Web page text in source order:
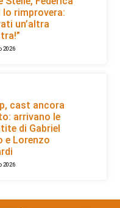
lo rimprovera:
un’altra
2026
cast ancora
arrivano le
di Gabriel
e Lorenzo
2026